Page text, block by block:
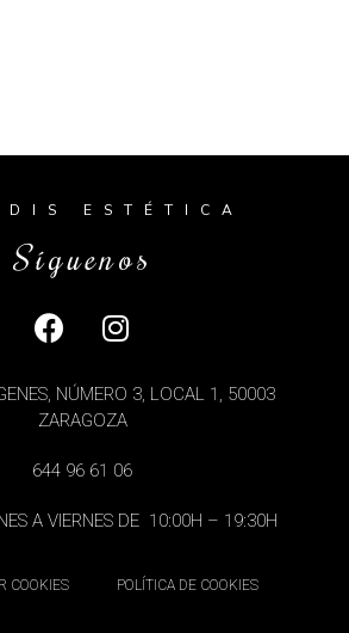
ESTÉTICA
Síguenos
NÚMERO 3, LOCAL 1, 50003
ZARAGOZA
644 96 61 06
A VIERNES DE 10:00H – 19:30H
COOKIES POLÍTICA DE COOKIES